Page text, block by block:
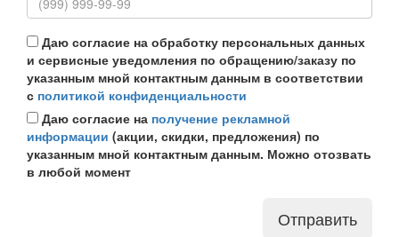
Даю согласие на обработку персональных данных
и сервисные уведомления по обращению/заказу по
указанным мной контактным данным в соответствии
с политикой конфиденциальности
Даю согласие на получение рекламной
информации (акции, скидки, предложения) по
указанным мной контактным данным. Можно отозвать
в любой момент
Отправить